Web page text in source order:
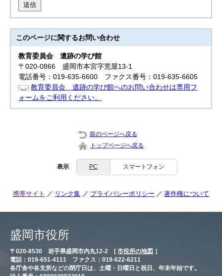
送信
このページに関するお問い合わせ
教育委員会遺跡の学び館
〒020-0866 盛岡市本宮字荒屋13-1
電話番号：019-635-6600 ファクス番号：019-635-6605
教育委員会 遺跡の学び館へのお問い合わせは専用フ
ォームをご利用ください。
前のページへ戻る
トップページへ戻る
表示 PC スマートフォン
携帯サイト リンク集 プライバシーポリシー 著作権について
盛岡市役所
〒020-8530 岩手県盛岡市内丸12-2 [ 市役所の地図 ］
電話：019-651-4111 ファクス：019-622-6211
各庁舎や各支所などの閉庁日は、土曜・日曜日と祝日、年末年始です。